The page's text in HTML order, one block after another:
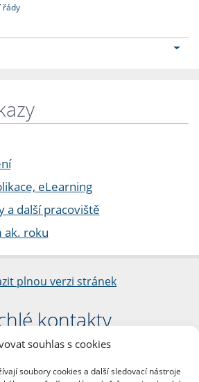
souhlas s cookies
soubory cookies a další sledovací nástroje
řády
eLearning
a další pracoviště
ak. roku
plnou verzi stránek
kontakty
fakulta
Jana Palacha 1/2